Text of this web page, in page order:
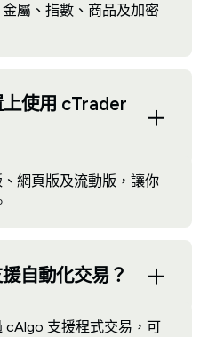
屬、指數、商品及加密
使用 cTrader
網頁版及流動版，讓你
自動化交易？
cAlgo 支援程式交易，可